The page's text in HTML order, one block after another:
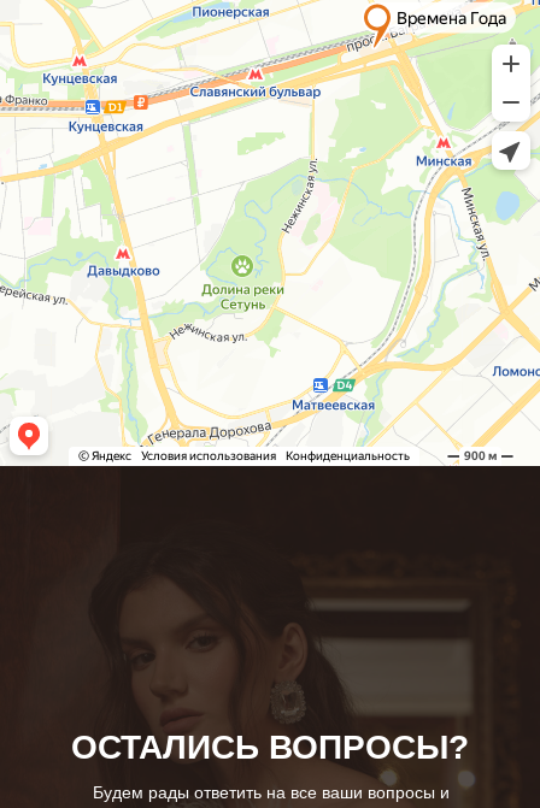
ОСТАЛИСЬ ВОПРОСЫ?
нами
Будем рады ответить на все ваши
проконсультировать по выбору
Оставьте свои контактные данные,
свяжемся в ближайшее время.
Будем рады ответить на все ваши вопросы и